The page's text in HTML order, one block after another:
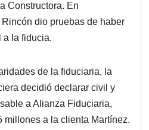
Constructora. En
dio pruebas de haber
a la fiducia.
de la fiduciaria, la
decidió declarar civil y
a Alianza Fiduciaria,
millones a la clienta Martínez.